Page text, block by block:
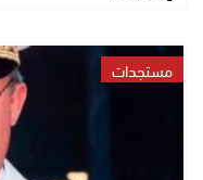
مستجدات